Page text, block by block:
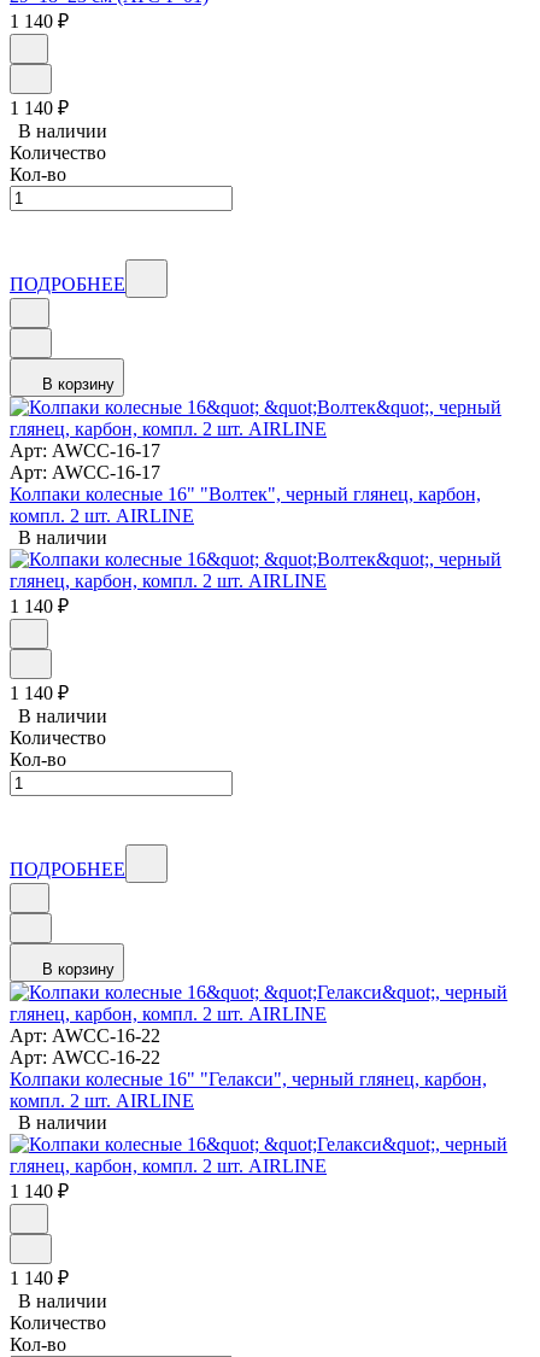
1 140 ₽
1 140 ₽
В наличии
Количество
Кол-во
ПОДРОБНЕЕ
В корзину
Арт: AWCC-16-17
Арт: AWCC-16-17
Колпаки колесные 16" "Волтек", черный глянец, карбон,
компл. 2 шт. AIRLINE
В наличии
1 140 ₽
1 140 ₽
В наличии
Количество
Кол-во
ПОДРОБНЕЕ
В корзину
Арт: AWCC-16-22
Арт: AWCC-16-22
Колпаки колесные 16" "Гелакси", черный глянец, карбон,
компл. 2 шт. AIRLINE
В наличии
1 140 ₽
1 140 ₽
В наличии
Количество
Кол-во